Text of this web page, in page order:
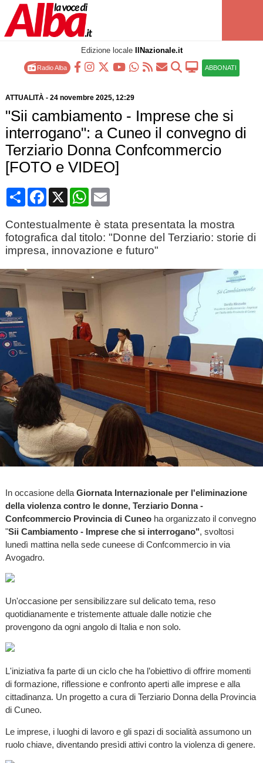
Edizione locale IlNazionale.it
Radio Alba ABBONATI
ATTUALITÀ- 24 novembre 2025, 12:29
"Sii cambiamento - Imprese che si
interrogano": a Cuneo il convegno di
Terziario Donna Confcommercio
[FOTO e VIDEO]
CondividiFacebook
X WhatsApp
Email
Contestualmente è stata presentata la mostra
fotografica dal titolo: "Donne del Terziario: storie di
impresa, innovazione e futuro"
In occasione della Giornata Internazionale per l'eliminazione
della violenza contro le donne, Terziario Donna -
Confcommercio Provincia di Cuneoha organizzato il convegno
"Sii Cambiamento - Imprese che si interrogano", svoltosi
lunedì mattina nella sede cuneese di Confcommercio in via
Avogadro.
Un'occasione per sensibilizzare sul delicato tema, reso
quotidianamente e tristemente attuale dalle notizie che
provengono da ogni angolo di Italia e non solo.
L'iniziativa fa parte di un ciclo che ha l’obiettivo di offrire momenti
di formazione, riflessione e confronto aperti alle imprese e alla
cittadinanza. Un progetto a cura di Terziario Donna della Provincia
di Cuneo.
Le imprese, i luoghi di lavoro e gli spazi di socialità assumono un
ruolo chiave, diventando presìdi attivi contro la violenza di genere.